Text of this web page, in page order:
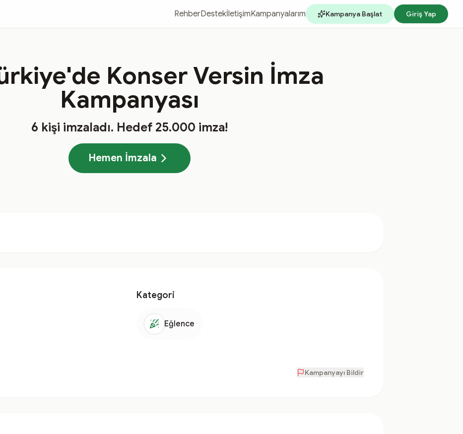
RehberDestekİletişimKampanyalarım Kampanya Başlat Giriş Yap
Konser Versin İmza
Kampanyası
6 kişi imzaladı. Hedef 25.000 imza!
Hemen İmzala
Kategori
Eğlence
Kampanyayı Bildir